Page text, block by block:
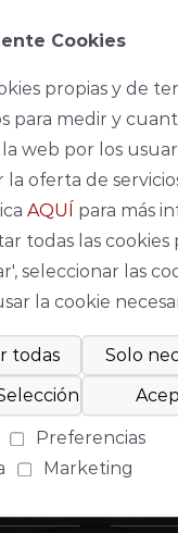
WhatsApp
EmailCopy
Link
relacionados
un evento
Cookies
propias y de
para medir y
web por los
la oferta de
AQUÍ para más
todas las cookies
seleccionar las
la cookie
Preferencias
Marketing